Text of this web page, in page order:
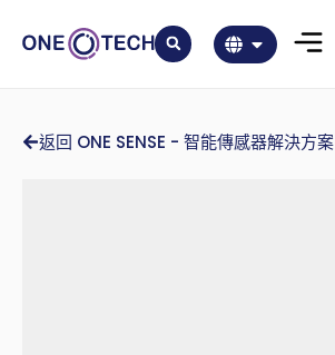
返回 ONE SENSE - 智能傳感器解決方案